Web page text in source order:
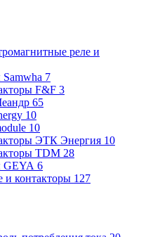
реле и
7
F&F 3
65
10
10
ЭТК Энергия 10
TDM 28
GEYA 6
и контакторы 127